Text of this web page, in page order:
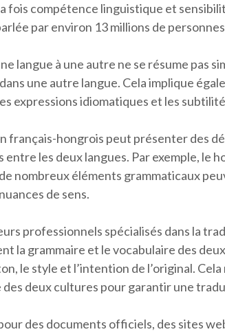
fois compétence linguistique et
par environ 13 millions de
langue à une autre ne se résume pas
une autre langue. Cela implique
expressions idiomatiques et les
français-hongrois peut présenter des
les deux langues. Par exemple, le
nombreux éléments grammaticaux
de sens.
professionnels spécialisés dans la
la grammaire et le vocabulaire des
le style et l’intention de l’original.
deux cultures pour garantir une
des documents officiels, des sites